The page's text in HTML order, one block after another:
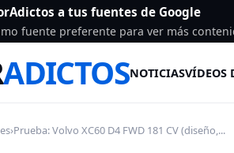
a tus fuentes de Google
fuente preferente para ver más
ADICTOSNOTICIASVÍDEOS
›Prueba: Volvo XC60 D4 FWD 181 CV (diseño,...